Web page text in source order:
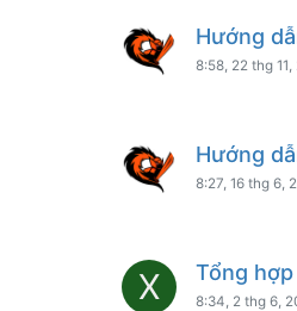
Hướng
8:58, 22 thg 11,
Hướng
8:27, 16 thg 6,
X Tổng
8:34, 2 thg 6,